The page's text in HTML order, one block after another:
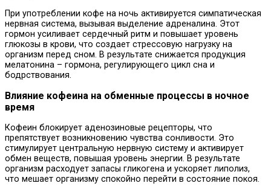
При употреблении кофе на ночь активируется симпатическая
нервная система, вызывая выделение адреналина. Этот
гормон усиливает сердечный ритм и повышает уровень
глюкозы в крови, что создает стрессовую нагрузку на
организм перед сном. В результате снижается продукция
мелатонина – гормона, регулирующего цикл сна и
бодрствования.
Влияние кофеина на обменные процессы в ночное
время
Кофеин блокирует аденозиновые рецепторы, что
препятствует возникновению чувства сонливости. Это
стимулирует центральную нервную систему и активирует
обмен веществ, повышая уровень энергии. В результате
организм расходует запасы гликогена и ускоряет липолиз,
что мешает организму спокойно перейти в состояние покоя.